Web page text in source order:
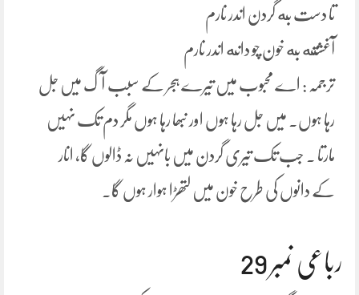
تا دست به گردن اندر نارم
آغشته به خون چو دانه اندر نارم
ترجمہ : اے محبوب میں تیرے ہجر کے سبب آگ میں جل
رہا ہوں۔ میں جل رہا ہوں اور نبھا رہا ہوں مگر دم تک نہیں
مارتا ۔ جب تک تیری گردن میں بانہیں نہ ڈالوں گا، انار
کے دانوں کی طرح خون میں لتھڑا ہوار ہوں گا۔
رباعی نمبر 29